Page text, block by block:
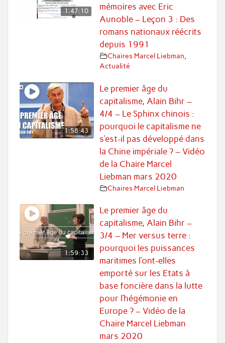
1:47:10
mémoires avec Eric
Aunoble – Leçon 3 : Des
romans nationaux réécrits
depuis 1991
Chaires Marcel Liebman
Actualité
1:58:43
Le premier âge du
capitalisme, Alain Bihr –
4/4 – Le Sphinx chinois :
pourquoi le capitalisme ne
s’est-il pas développé dans
la Chine impériale ? – Vidéo
de la Chaire Marcel
Liebman mars 2020
Chaires Marcel Liebman
1:59:33
Le premier âge du
capitalisme, Alain Bihr –
3/4 – Mer versus terre :
pourquoi les puissances
maritimes l’ont-elles
emporté sur les Etats à
base foncière dans la lutte
pour l’hégémonie en
Europe ? – Vidéo de la
Chaire Marcel Liebman
mars 2020